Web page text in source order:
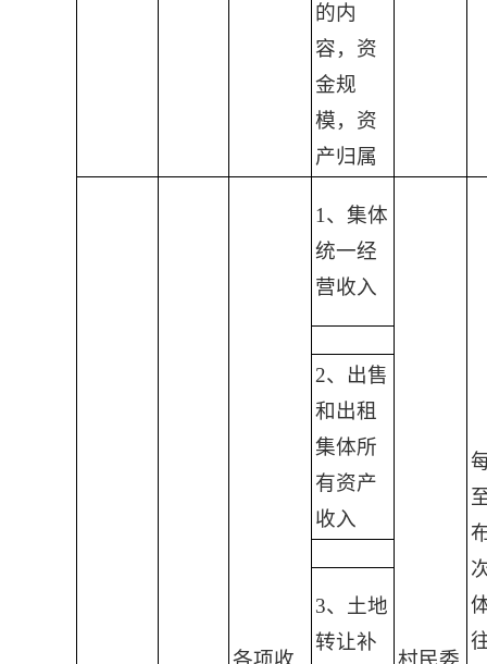
的内
容，资
金规
模，资
产归属
各项收
1、集体
统一经
营收入
村民委
2、出售
和出租
集体所
有资产
收入
3、土地
转让补